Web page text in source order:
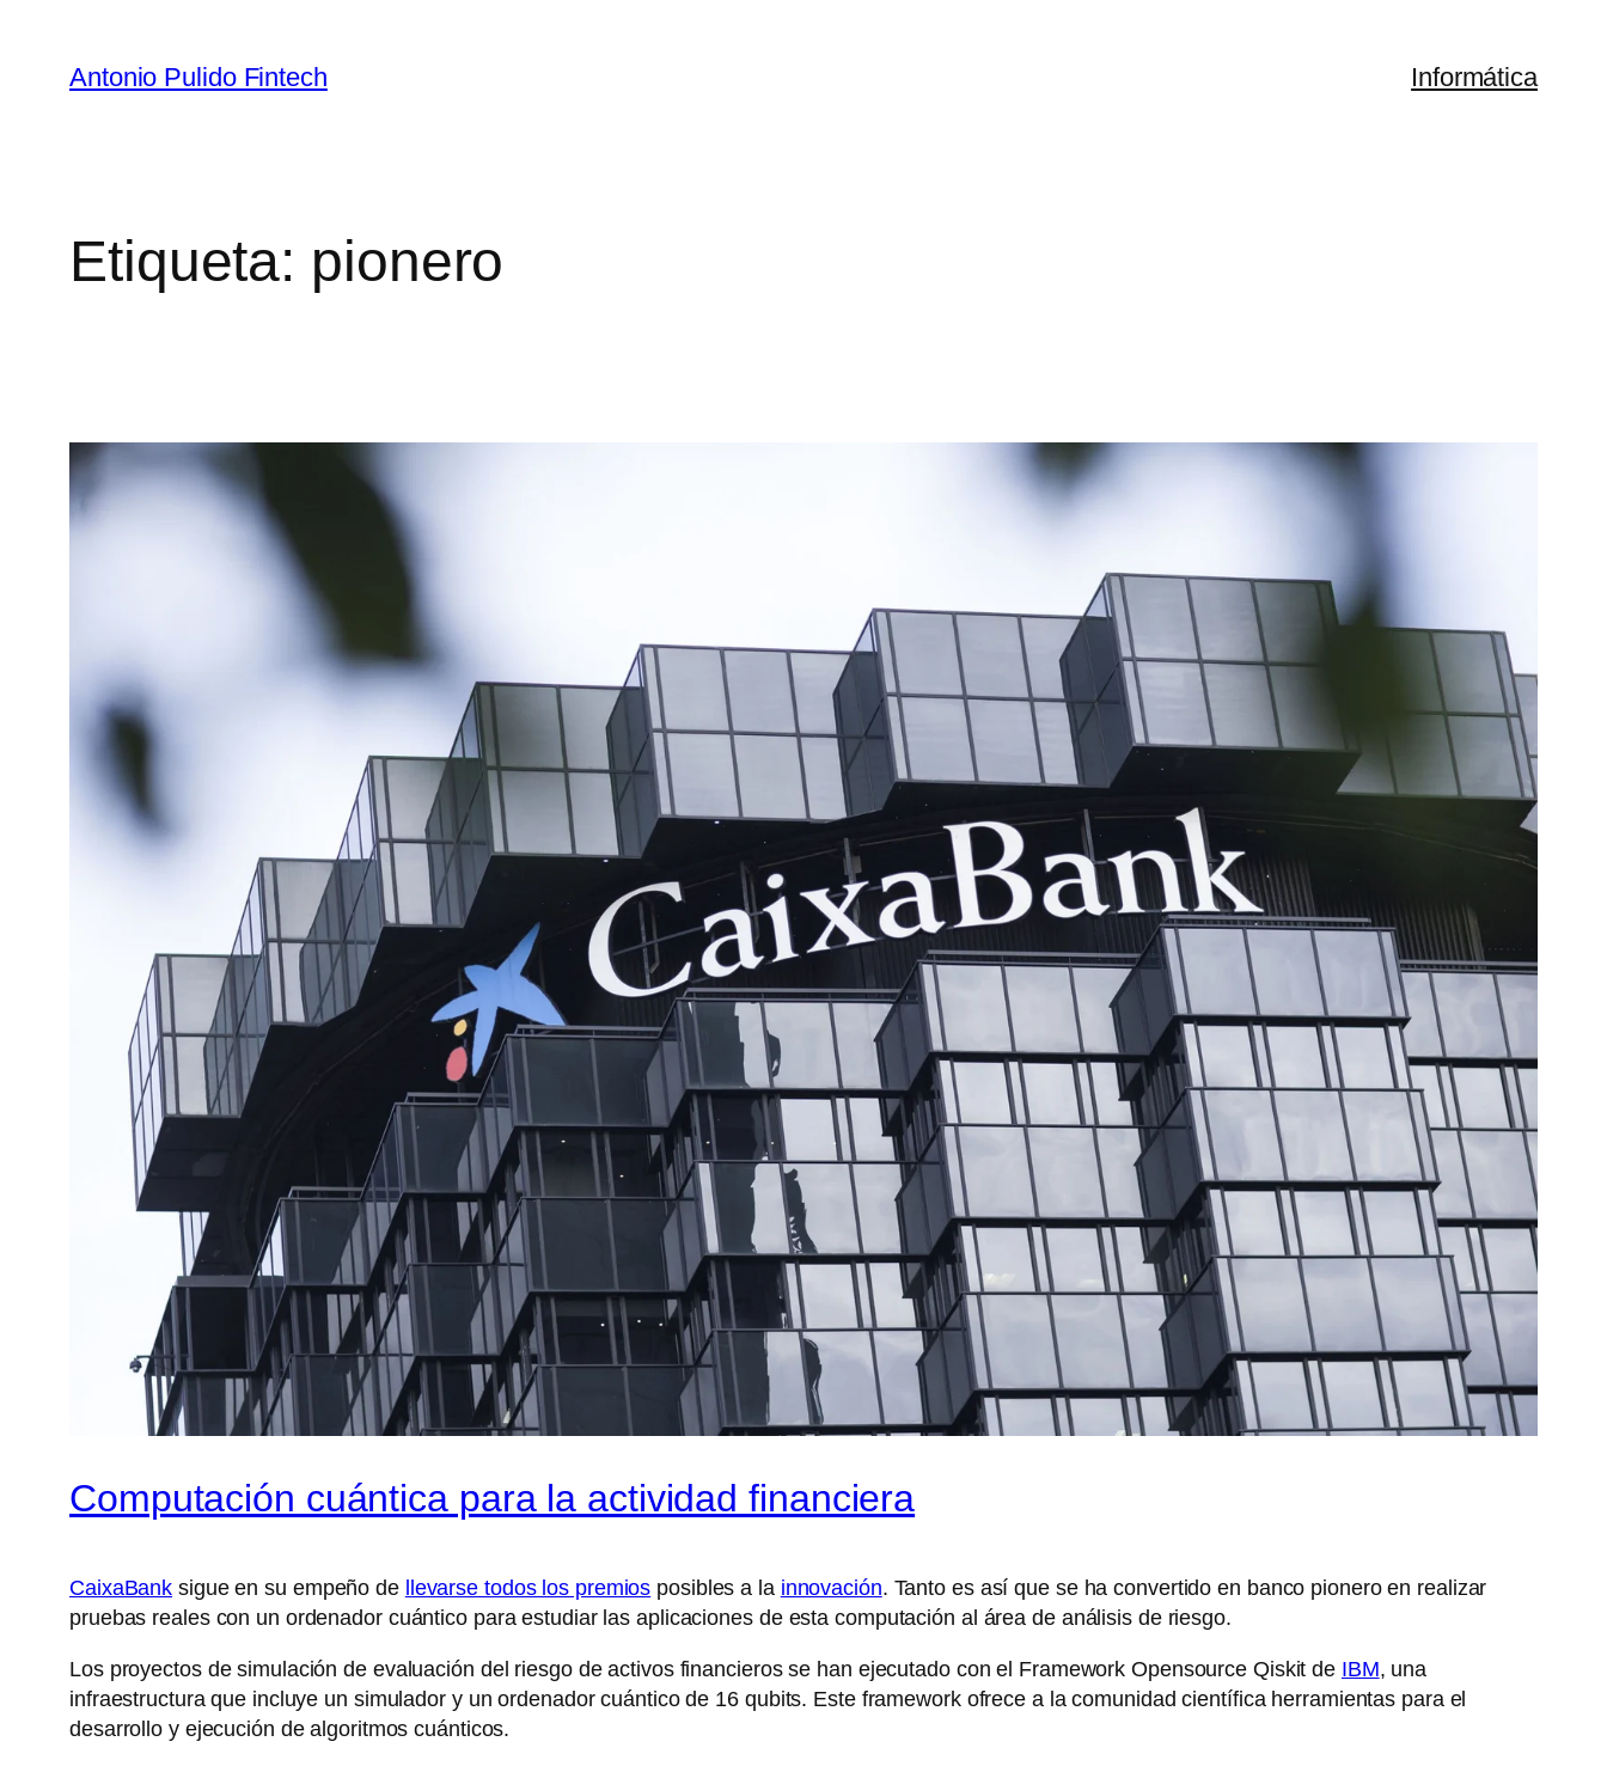
Antonio Pulido Fintech Informática
Etiqueta: pionero
Computación cuántica para la actividad financiera
CaixaBank sigue en su empeño de llevarse todos los premios posibles a la innovación. Tanto es así que se ha convertido en banco pionero en realizar
pruebas reales con un ordenador cuántico para estudiar las aplicaciones de esta computación al área de análisis de riesgo.
Los proyectos de simulación de evaluación del riesgo de activos financieros se han ejecutado con el Framework Opensource Qiskit de IBM, una
infraestructura que incluye un simulador y un ordenador cuántico de 16 qubits. Este framework ofrece a la comunidad científica herramientas para el
desarrollo y ejecución de algoritmos cuánticos.